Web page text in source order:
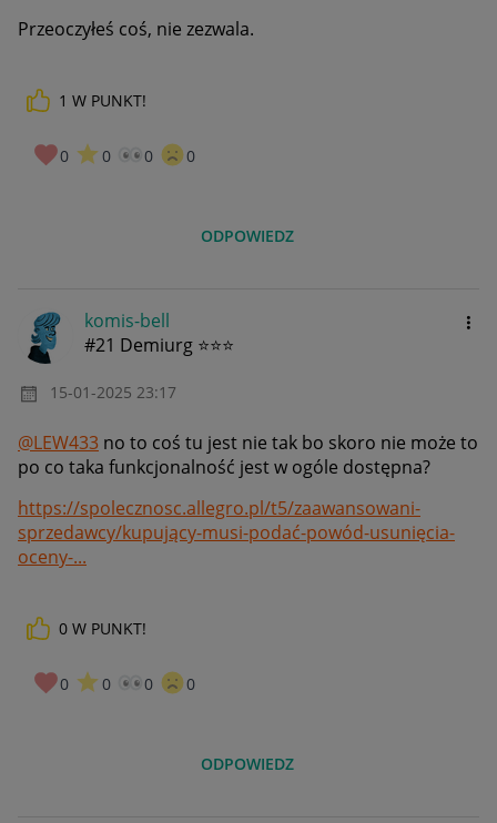
Przeoczyłeś coś, nie zezwala.
1 W PUNKT!
0 0 0 0
ODPOWIEDZ
komis-bell
#21 Demiurg ⭐⭐⭐
‎15-01-2025 23:17
@LEW433 no to coś tu jest nie tak bo skoro nie może to
po co taka funkcjonalność jest w ogóle dostępna?
https://spolecznosc.allegro.pl/t5/zaawansowani-
sprzedawcy/kupujący-musi-podać-powód-usunięcia-
oceny-...
0 W PUNKT!
0 0 0 0
ODPOWIEDZ